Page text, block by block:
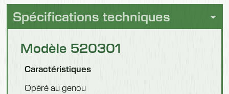
Spécifications techniques
Modèle 520301
Caractéristiques
Opéré au genou